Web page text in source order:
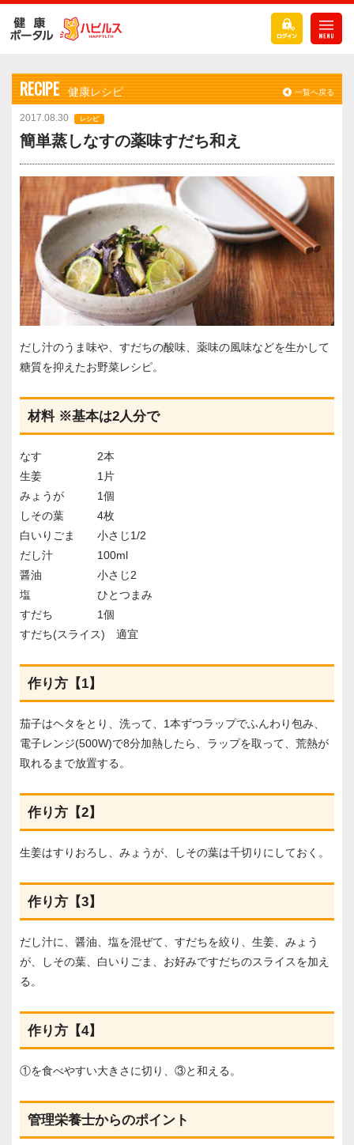
RECIPE 健康レシピ 一覧へ戻る
2017.08.30 レシピ
簡単蒸しなすの薬味すだち和え
だし汁のうま味や、すだちの酸味、薬味の風味などを生かして
糖質を抑えたお野菜レシピ。
材料 ※基本は2人分で
なす 2本
生姜 1片
みょうが 1個
しその葉 4枚
白いりごま 小さじ1/2
だし汁 100ml
醤油 小さじ2
塩 ひとつまみ
すだち 1個
すだち(スライス) 適宜
作り方【1】
茄子はヘタをとり、洗って、1本ずつラップでふんわり包み、
電子レンジ(500W)で8分加熱したら、ラップを取って、荒熱が
取れるまで放置する。
作り方【2】
生姜はすりおろし、みょうが、しその葉は千切りにしておく。
作り方【3】
だし汁に、醤油、塩を混ぜて、すだちを絞り、生姜、みょう
が、しその葉、白いりごま、お好みですだちのスライスを加え
る。
作り方【4】
①を食べやすい大きさに切り、③と和える。
管理栄養士からのポイント